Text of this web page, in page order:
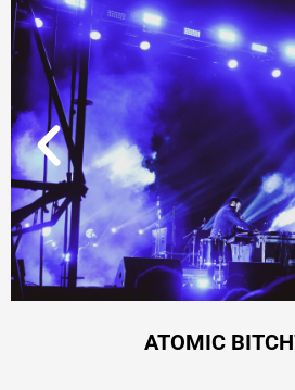
ATOMIC